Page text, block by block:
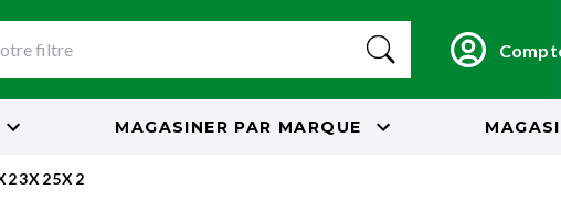
MAGASINER PAR MARQUE